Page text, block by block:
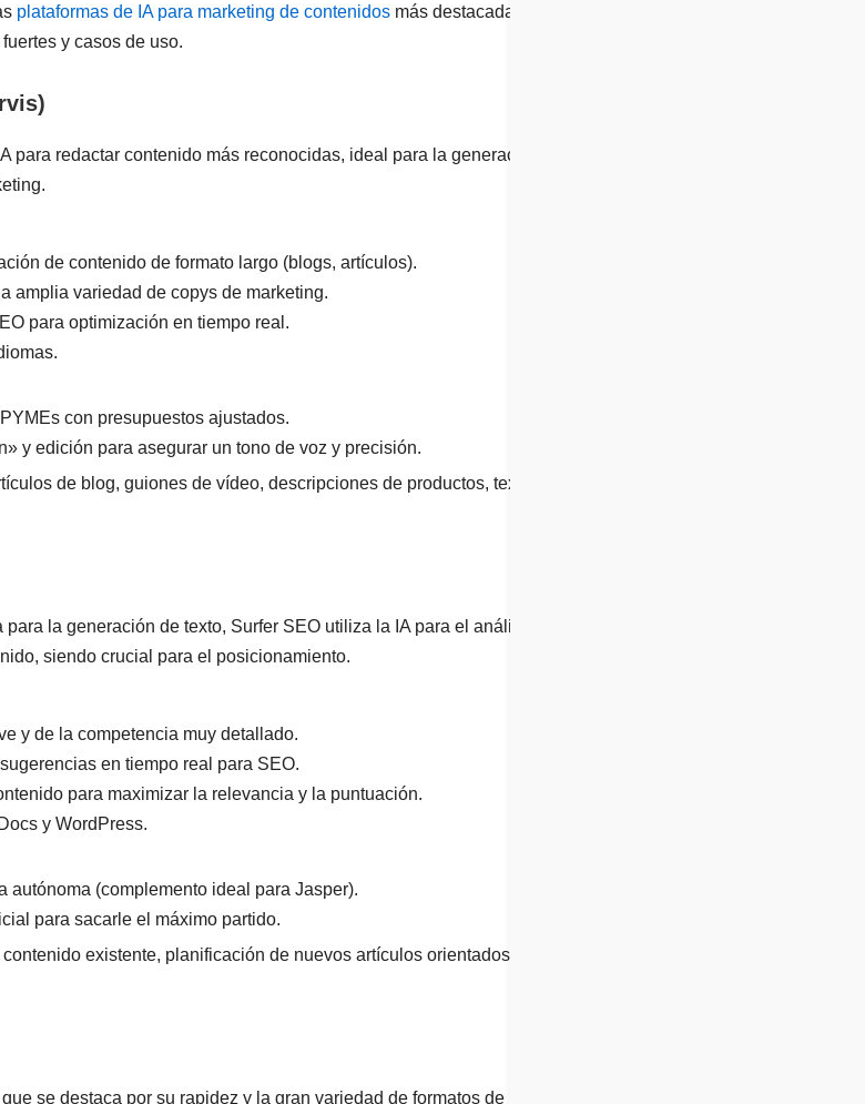
plataformas de IA para marketing de contenidos más destacadas en
y casos de uso.
para redactar contenido más reconocidas, ideal para la generación
de contenido de formato largo (blogs, artículos).
amplia variedad de copys de marketing.
para optimización en tiempo real.
con presupuestos ajustados.
y edición para asegurar un tono de voz y precisión.
de blog, guiones de vídeo, descripciones de productos, textos
la generación de texto, Surfer SEO utiliza la IA para el análisis de
siendo crucial para el posicionamiento.
y de la competencia muy detallado.
en tiempo real para SEO.
para maximizar la relevancia y la puntuación.
y WordPress.
autónoma (complemento ideal para Jasper).
para sacarle el máximo partido.
existente, planificación de nuevos artículos orientados a
se destaca por su rapidez y la gran variedad de formatos de